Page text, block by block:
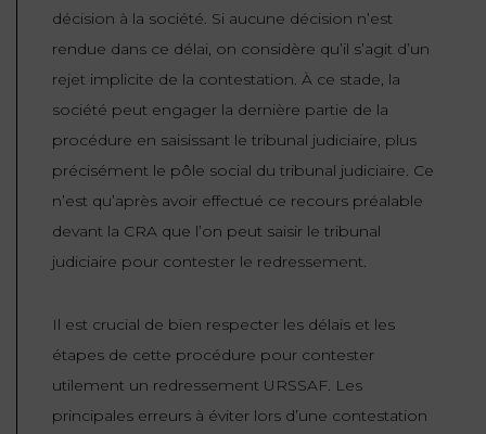
décision à la société. Si aucune décision n’est
rendue dans ce délai, on considère qu’il s’agit d’un
rejet implicite de la contestation. À ce stade, la
société peut engager la dernière partie de la
procédure en saisissant le tribunal judiciaire, plus
précisément le pôle social du tribunal judiciaire. Ce
n’est qu’après avoir effectué ce recours préalable
devant la CRA que l’on peut saisir le tribunal
judiciaire pour contester le redressement.
Il est crucial de bien respecter les délais et les
étapes de cette procédure pour contester
utilement un redressement URSSAF. Les
principales erreurs à éviter lors d’une contestation